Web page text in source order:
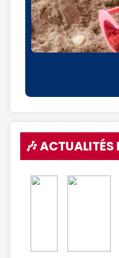
🎶 ACTUALITÉS